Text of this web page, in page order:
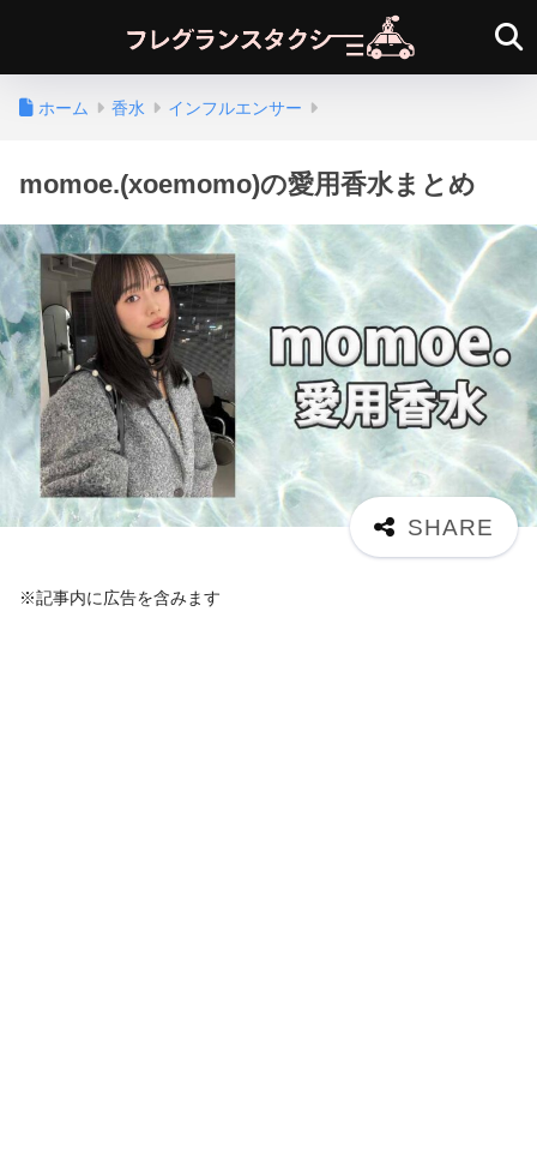
ホーム 香水 インフルエンサー
momoe.(xoemomo)の愛用香水まとめ
※記事内に広告を含みます